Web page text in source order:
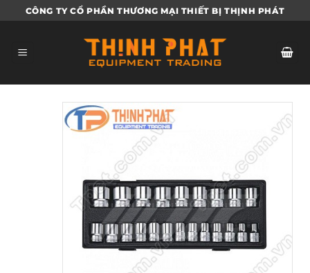
qua
dung
CÔNG TY CỔ PHẦN THƯƠNG MẠI THIẾT BỊ THỊNH PHÁT